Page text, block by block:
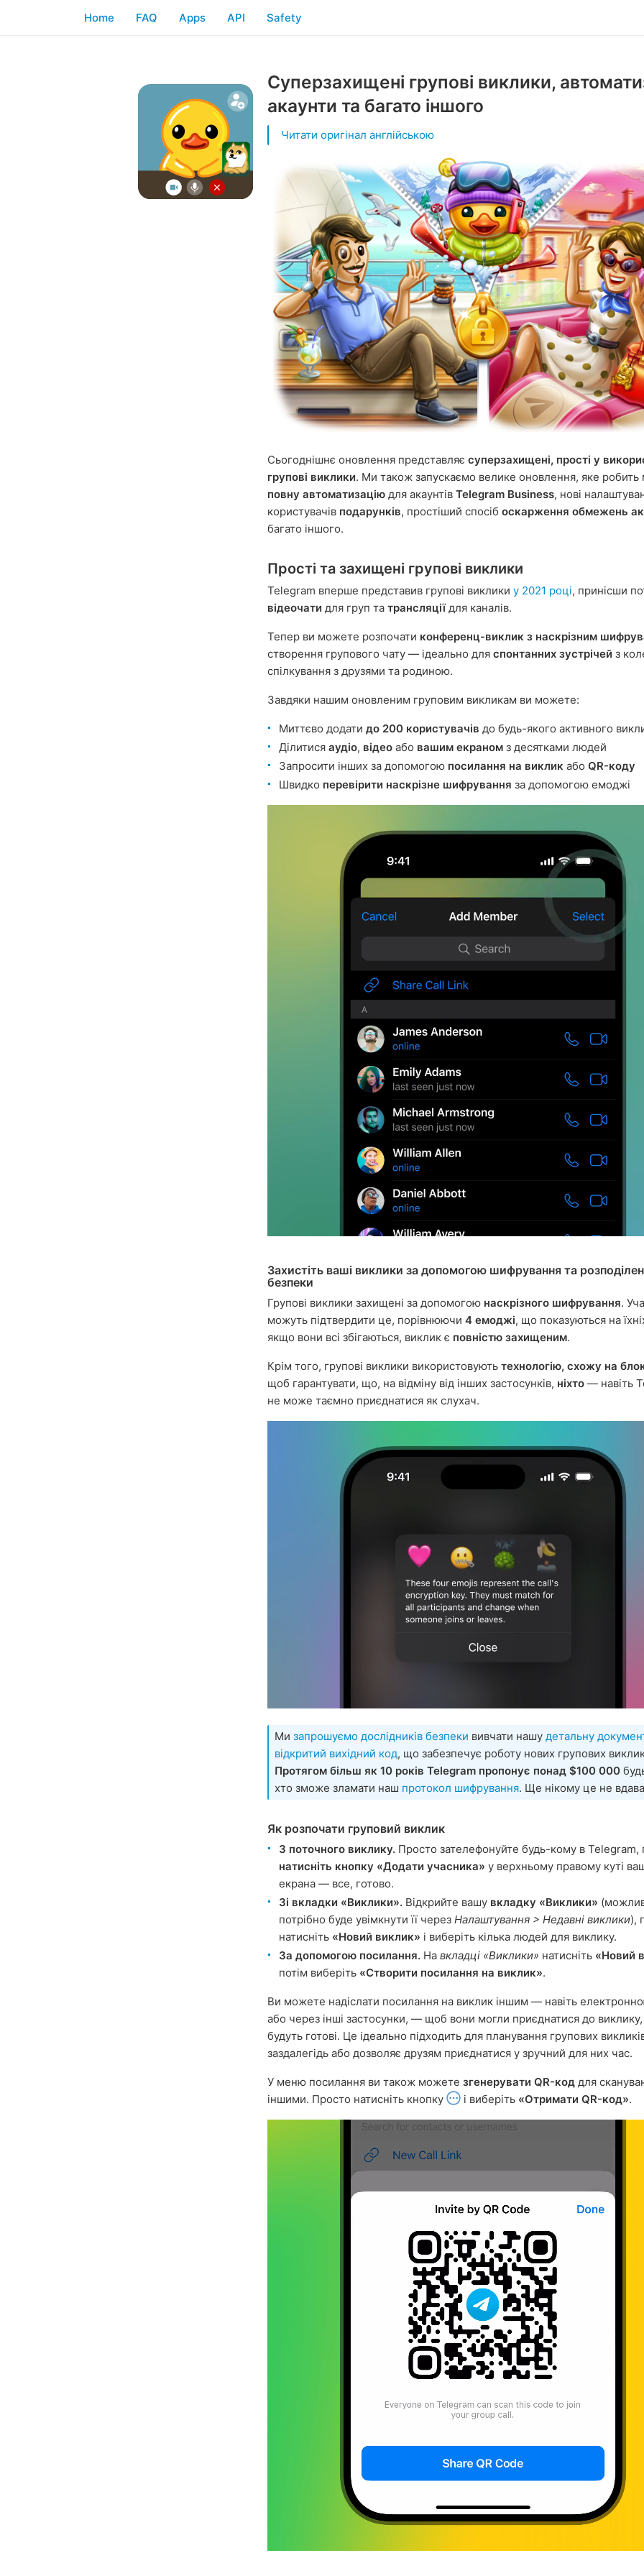
Home FAQ Apps API Safety
Суперзахищені групові виклики,
акаунти та багато іншого
Читати оригінал англійською
Сьогоднішнє оновлення представляє суперзахищені, прості у
групові виклики. Ми також запускаємо велике оновлення, яке
повну автоматизацію для акаунтів Telegram Business, нові
користувачів подарунків, простіший спосіб оскарження обмежень
багато іншого.
Прості та захищені групові виклики
Telegram вперше представив групові виклики у 2021 році, принісши
відеочати для груп та трансляціїдля каналів.
Тепер ви можете розпочати конференц-виклик з наскрізним
створення групового чату — ідеально для спонтанних зустрічей з
спілкування з друзями та родиною.
Завдяки нашим оновленим груповим викликам ви можете:
Миттєво додати до 200 користувачів до будь-якого активного
Ділитися аудіо, відео або вашим екраном з десятками людей
Запросити інших за допомогою посилання на виклик або QR-коду
Швидко перевірити наскрізне шифрування за допомогою емоджі
Захистіть ваші виклики за допомогою шифрування та
безпеки
Групові виклики захищені за допомогою наскрізного шифрування.
можуть підтвердити це, порівнюючи 4 емоджі, що показуються на
якщо вони всі збігаються, виклик є повністю захищеним.
Крім того, групові виклики використовують технологію, схожу на
щоб гарантувати, що, на відміну від інших застосунків, ніхто — навіть
не може таємно приєднатися як слухач.
Ми запрошуємо дослідників безпеки вивчати нашу детальну
відкритий вихідний код, що забезпечує роботу нових групових
Протягом більш як 10 років Telegram пропонує понад $100 000
хто зможе зламати наш протокол шифрування. Ще нікому це не
Як розпочати груповий виклик
З поточного виклику. Просто зателефонуйте будь-кому в Telegram,
натисніть кнопку «Додати учасника» у верхньому правому куті
екрана — все, готово.
Зі вкладки «Виклики». Відкрийте вашу вкладку «Виклики»
потрібно буде увімкнути її через Налаштування > Недавні виклики),
натисніть «Новий виклик» і виберіть кілька людей для виклику.
За допомогою посилання. На вкладці «Виклики» натисніть «Новий
потім виберіть «Створити посилання на виклик».
Ви можете надіслати посилання на виклик іншим — навіть
або через інші застосунки, — щоб вони могли приєднатися до
будуть готові. Це ідеально підходить для планування групових
заздалегідь або дозволяє друзям приєднатися у зручний для них час.
У меню посилання ви також можете згенерувати QR-код для
іншими. Просто натисніть кнопку
і виберіть «Отримати QR-код».